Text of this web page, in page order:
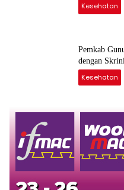
Kesehatan
Pemkab
dengan
Kesehatan